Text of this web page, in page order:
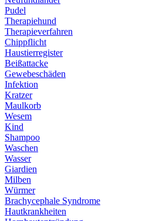
Pudel
Therapiehund
Therapieverfahren
Chippflicht
Haustierregister
Beißattacke
Gewebeschäden
Infektion
Kratzer
Maulkorb
Wesem
Kind
Shampoo
Waschen
Wasser
Giardien
Milben
Würmer
Brachycephale Syndrome
Hautkrankheiten